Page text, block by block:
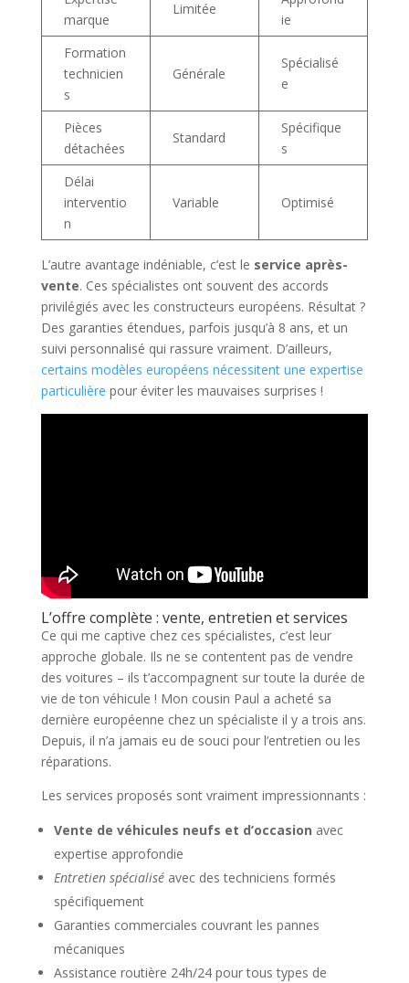
marque
Limitée
ie
Formation
technicien
s
Générale
Spécialisé
e
Pièces
détachées
Standard
Spécifique
s
Délai
interventio
n
Variable Optimisé
L’autre avantage indéniable, c’est le service après-
vente. Ces spécialistes ont souvent des accords
privilégiés avec les constructeurs européens. Résultat ?
Des garanties étendues, parfois jusqu’à 8 ans, et un
suivi personnalisé qui rassure vraiment. D’ailleurs,
certains modèles européens nécessitent une expertise
particulière pour éviter les mauvaises surprises !
L’offre complète : vente, entretien et services
Ce qui me captive chez ces spécialistes, c’est leur
approche globale. Ils ne se contentent pas de vendre
des voitures – ils t’accompagnent sur toute la durée de
vie de ton véhicule ! Mon cousin Paul a acheté sa
dernière européenne chez un spécialiste il y a trois ans.
Depuis, il n’a jamais eu de souci pour l’entretien ou les
réparations.
Les services proposés sont vraiment impressionnants :
Vente de véhicules neufs et d’occasion avec
expertise approfondie
Entretien spécialiséavec des techniciens formés
spécifiquement
Garanties commerciales couvrant les pannes
mécaniques
Assistance routière 24h/24 pour tous types de